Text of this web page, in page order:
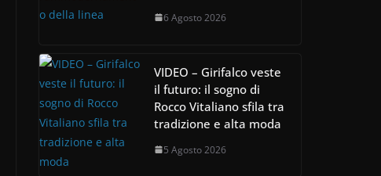
6 Agosto 2026
VIDEO – Girifalco veste
il futuro: il sogno di
Rocco Vitaliano sfila tra
tradizione e alta moda
5 Agosto 2026